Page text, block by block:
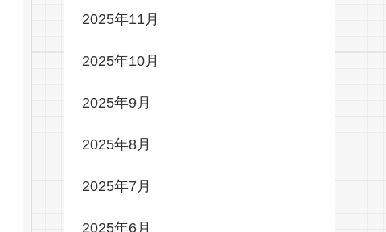
2025年11月
2025年10月
2025年9月
2025年8月
2025年7月
2025年6月